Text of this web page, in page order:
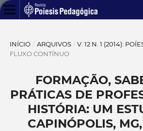
INÍCIO / ARQUIVOS / V. 12 N. 1 (2014):
FLUXO CONTÍNUO
FORMAÇÃO,
PRÁTICAS DE
HISTÓRIA: UM
CAPINÓPOLIS,